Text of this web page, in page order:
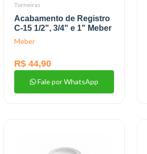
Torneiras
Acabamento de Registro
C-15 1/2", 3/4" e 1" Meber
Meber
R$ 44,90
Fale por WhatsApp